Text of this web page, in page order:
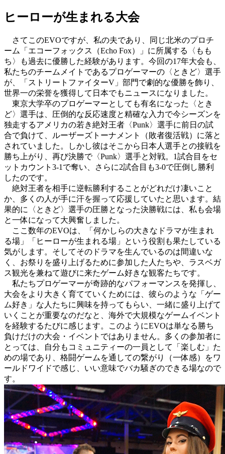
ヒーローが生まれる大会
さてこのEVOですが、私の夫であり、同じ北米のプロチ
ーム「エコーフォックス（Echo Fox）」に所属する〈もも
ち〉も過去に優勝した経験があります。今回の17年大会も、
私たちのチームメイトであるプロゲーマーの〈ときど〉選手
が、「ストリートファイターV」部門で劇的な優勝を飾り、
世界一の栄誉を獲得して日本でもニュースになりました。
東京大学卒のプロゲーマーとしても有名になった〈とき
ど〉選手は、圧倒的な反応速度と精確な入力で今シーズンを
独走するアメリカの若き絶対王者〈Punk〉選手に前日の試
合で負けて、ルーザーズトーナメント（敗者復活戦）に落と
されていました。しかし彼はそこから日本人選手との接戦を
勝ち上がり、再び決勝で〈Punk〉選手と対戦。1試合目をセ
ットカウント3-1で奪い、さらに2試合目も3-0で圧倒し勝利
したのです。
絶対王者を相手に逆転勝利することがどれだけ凄いこと
か、多くの人が手に汗を握って応援していたと思います。結
果的に〈ときど〉選手の圧勝となった決勝戦には、私も会場
と一体になって大興奮しました。
ここ数年のEVOは、「何かしらの大きなドラマが生まれ
る場」「ヒーローが生まれる場」という役割も果たしている
気がします。そしてそのドラマを生んでいるのは間違いな
く、お祭りを盛り上げるために参加した人たちや、ラスベガ
ス観光を兼ねて遊びに来たゲーム好きな観客たちです。
私たちプロゲーマーが奇跡的なパフォーマンスを発揮し、
大会をより大きく育てていくためには、彼らのような「ゲー
ム好き」な人たちに興味を持ってもらい、一緒に盛り上げて
いくことが重要なのだなと、海外で大規模なゲームイベント
を経験するたびに感じます。このようにEVOは単なる勝ち
負けだけの大会・イベントではありません。多くの参加者に
とっては、自分もコミュニティーの一員として「楽しむ」た
めの場であり、格闘ゲームを通しての繋がり（一体感）をワ
ールドワイドで感じ、いい意味でバカ騒ぎのできる場なので
す。